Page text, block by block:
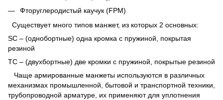
Фторуглеродистый каучук (FPM)
Существует много типов манжет, из которых 2 основных:
SC – (однобортные) одна кромка с пружиной, покрытая
резиной
TC – (двухбортные) две кромки с пружиной, покрытые резиной
Чаще армированные манжеты используются в различных
механизмах промышленной, бытовой и транспортной техники,
трубопроводной арматуре, их применяют для уплотнения